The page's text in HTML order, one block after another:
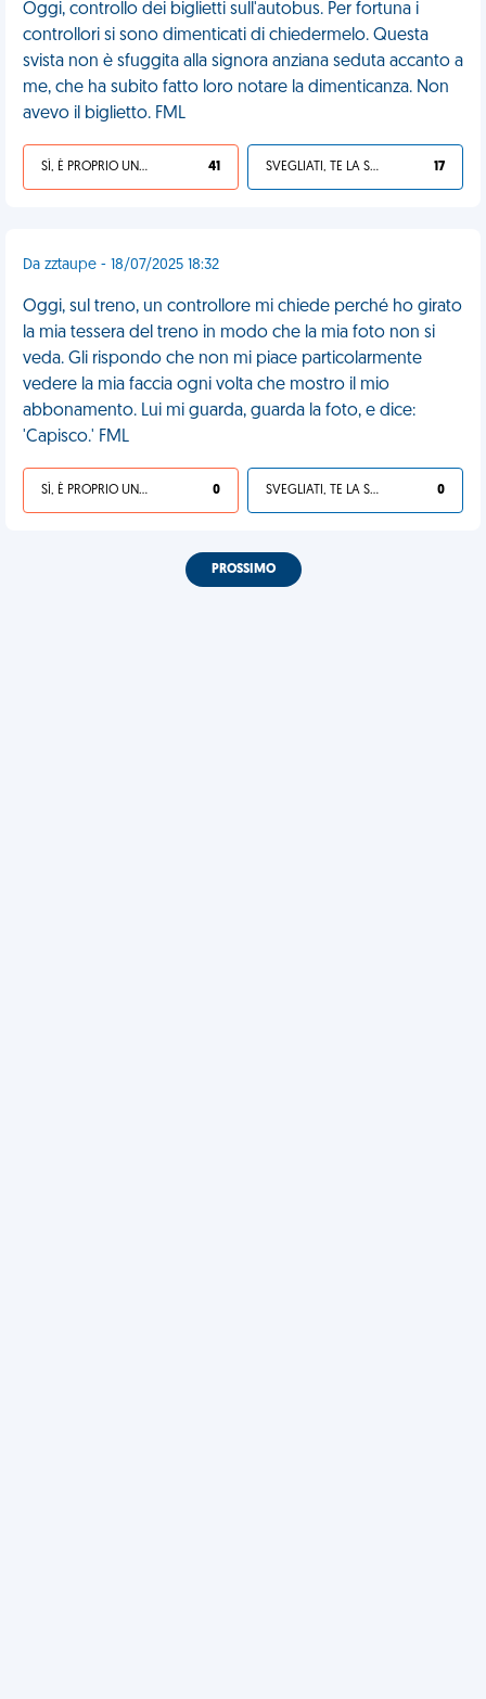
Oggi, controllo dei biglietti sull'autobus. Per fortuna i
controllori si sono dimenticati di chiedermelo. Questa
svista non è sfuggita alla signora anziana seduta accanto a
me, che ha subito fatto loro notare la dimenticanza. Non
avevo il biglietto. FML
SÌ, È PROPRIO UNA VDM! 41 SVEGLIATI, TE LA SEI CERCATA! 17
Da zztaupe - 18/07/2025 18:32
Oggi, sul treno, un controllore mi chiede perché ho girato
la mia tessera del treno in modo che la mia foto non si
veda. Gli rispondo che non mi piace particolarmente
vedere la mia faccia ogni volta che mostro il mio
abbonamento. Lui mi guarda, guarda la foto, e dice:
'Capisco.' FML
SÌ, È PROPRIO UNA VDM! 0 SVEGLIATI, TE LA SEI CERCATA! 0
PROSSIMO